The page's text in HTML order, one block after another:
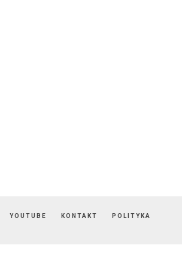
YOUTUBE KONTAKT
POLITYKA